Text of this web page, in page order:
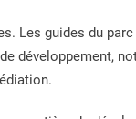
Les guides du
développement,